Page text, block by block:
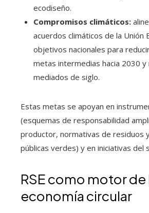
ecodiseño.
Compromisos climáticos:
acuerdos climáticos de la Unión
objetivos nacionales para
metas intermedias hacia 2030 y
mediados de siglo.
Estas metas se apoyan en
(esquemas de responsabilidad
productor, normativas de residuos
públicas verdes) y en iniciativas del
RSE como motor de
economía circular